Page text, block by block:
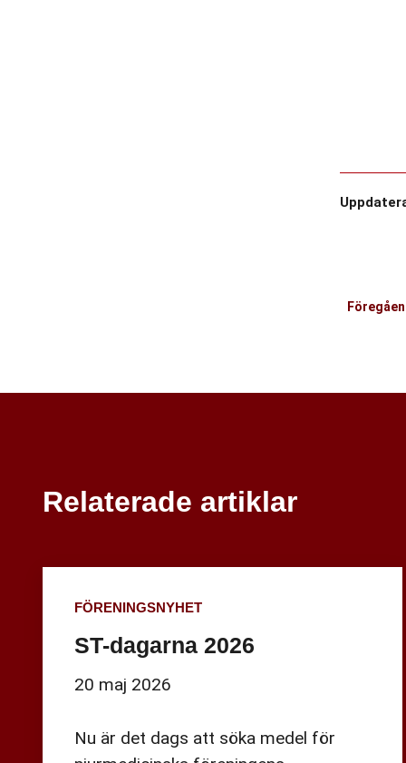
Relaterade artiklar
FÖRENINGSNYHET
ST-dagarna 2026
20 maj 2026
Nu är det dags att söka medel för